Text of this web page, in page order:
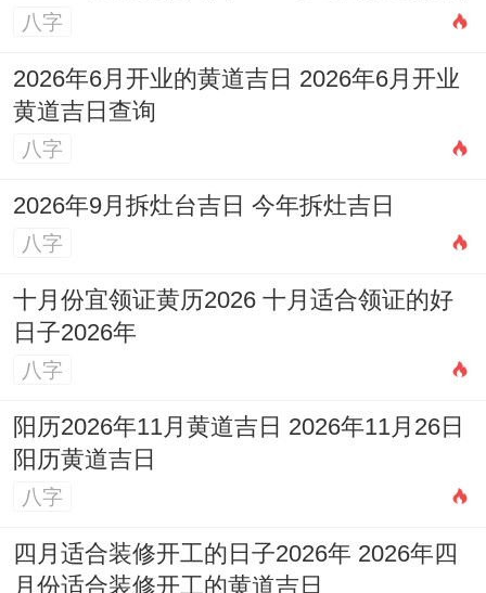
八字
2026年6月开业的黄道吉日 2026年6月开业
黄道吉日查询
八字
2026年9月拆灶台吉日 今年拆灶吉日
八字
十月份宜领证黄历2026 十月适合领证的好
日子2026年
八字
阳历2026年11月黄道吉日 2026年11月26日
阳历黄道吉日
八字
四月适合装修开工的日子2026年 2026年四
月份适合装修开工的黄道吉日